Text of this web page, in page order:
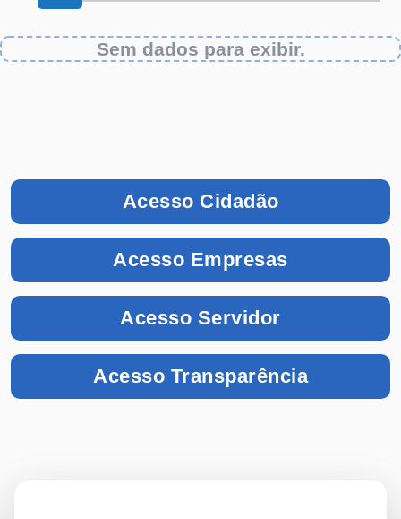
Sem dados para exibir.
Acesso Cidadão
Acesso Empresas
Acesso Servidor
Acesso Transparência